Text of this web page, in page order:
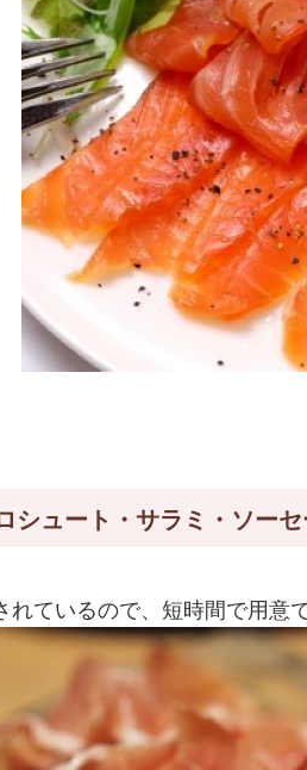
シュート・サラミ・ソー
れているので、短時間で用意